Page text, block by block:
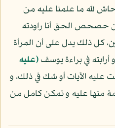
لله ما علمنا عليه من
حصحص الحق أنا راودته
كل ذلك يدل على أن المرأة
في براءة يوسف(عليه
عليه الآيات أو شك في ذلك، و
منها عليه و تمكن كامل من